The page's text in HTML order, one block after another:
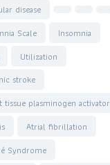
disease
Scale
Insomnia
Utilization
stroke
tissue plasminogen activator
Atrial fibrillation
Syndrome